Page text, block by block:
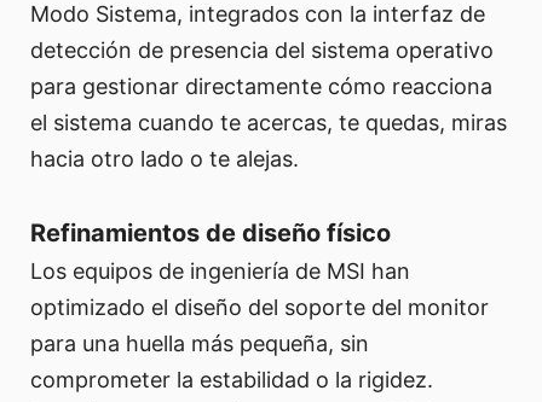
Modo Sistema, integrados con la interfaz de
detección de presencia del sistema operativo
para gestionar directamente cómo reacciona
el sistema cuando te acercas, te quedas, miras
hacia otro lado o te alejas.
Refinamientos de diseño físico
Los equipos de ingeniería de MSI han
optimizado el diseño del soporte del monitor
para una huella más pequeña, sin
comprometer la estabilidad o la rigidez.